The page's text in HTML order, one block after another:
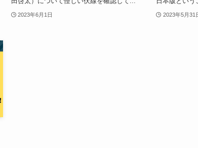
2023年6月1日 2023年5月31